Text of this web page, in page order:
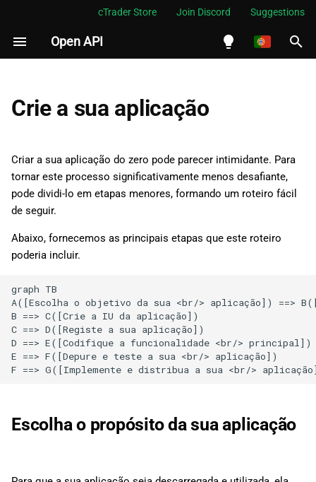
cTrader Store Join Discord Suggestions
Open API
العربية
Indonesia
中文
I
a
l
n
d
o
e
q
Escolha o propósito da sua
aplicação
processos principais
Criar a interface do utilizador
da aplicação
Registar a sua aplicação
Programar a funcionalidade
principal
Depurar e testar a sua
aplicação
Crie a sua aplicação
Criar a sua aplicação do zero pode parecer intimidante. Para
tornar este processo significativamente menos desafiante,
pode dividi-lo em etapas menores, formando um roteiro fácil
de seguir.
Abaixo, fornecemos as principais etapas que este roteiro
poderia incluir.
graph TB
A([Escolha o objetivo da sua <br/> aplicação]) ==>
B ==> C([Crie a IU da aplicação])
C ==> D([Registe a sua aplicação])
D ==> E([Codifique a funcionalidade <br/>
E ==> F([Depure e teste a sua <br/> aplicação])
F ==> G([Implemente e distribua a sua <br/>
Escolha o propósito da sua aplicação